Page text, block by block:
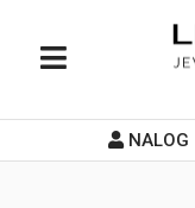
Početna NALOG